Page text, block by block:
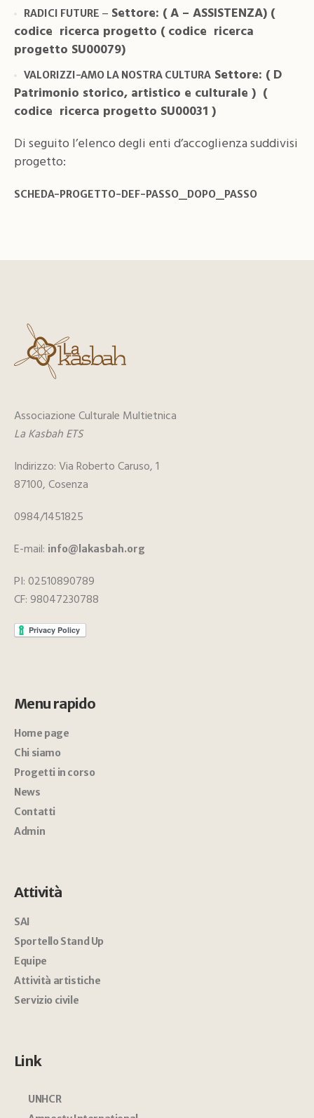
RADICI FUTURE – Settore: ( A – ASSISTENZA) (
codice ricerca progetto ( codice ricerca
progetto SU00079)
VALORIZZI-AMO LA NOSTRA CULTURA Settore: ( D
Patrimonio storico, artistico e culturale ) (
codice ricerca progetto SU00031 )
Di seguito l’elenco degli enti d’accoglienza suddivisi
progetto:
SCHEDA-PROGETTO-DEF-PASSO_DOPO_PASSO
Associazione Culturale Multietnica
La Kasbah ETS
Indirizzo: Via Roberto Caruso, 1
87100, Cosenza
0984/1451825
E-mail: info@lakasbah.org
PI: 02510890789
CF: 98047230788
Menu rapido
Home page
Chi siamo
Progetti in corso
News
Contatti
Admin
Attività
SAI
Sportello Stand Up
Equipe
Attività artistiche
Servizio civile
Link
UNHCR